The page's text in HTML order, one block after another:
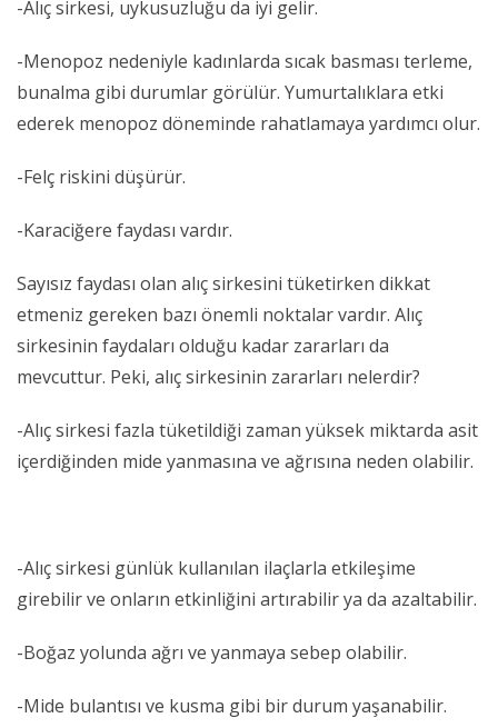
-Alıç sirkesi, uykusuzluğu da iyi gelir.
-Menopoz nedeniyle kadınlarda sıcak basması terleme,
bunalma gibi durumlar görülür. Yumurtalıklara etki
ederek menopoz döneminde rahatlamaya yardımcı olur.
-Felç riskini düşürür.
-Karaciğere faydası vardır.
Sayısız faydası olan alıç sirkesini tüketirken dikkat
etmeniz gereken bazı önemli noktalar vardır. Alıç
sirkesinin faydaları olduğu kadar zararları da
mevcuttur. Peki, alıç sirkesinin zararları nelerdir?
-Alıç sirkesi fazla tüketildiği zaman yüksek miktarda asit
içerdiğinden mide yanmasına ve ağrısına neden olabilir.
-Alıç sirkesi günlük kullanılan ilaçlarla etkileşime
girebilir ve onların etkinliğini artırabilir ya da azaltabilir.
-Boğaz yolunda ağrı ve yanmaya sebep olabilir.
-Mide bulantısı ve kusma gibi bir durum yaşanabilir.